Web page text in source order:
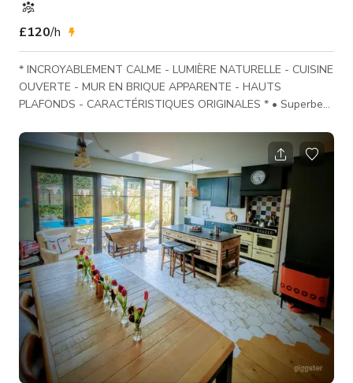
£120/h
* INCROYABLEMENT CALME - LUMIÈRE NATURELLE - CUISINE
OUVERTE - MUR EN BRIQUE APPARENTE - HAUTS
PLAFONDS - CARACTÉRISTIQUES ORIGINALES * • Superbe
maison géorgienne classée Grade II construite en 1720, située
au centre de la terrasse surélevée prisée de Wilmington
Square (quartier Holborn). • Magnifiquement préservé avec
toutes ses caractéristiques originales : manteaux de
cheminée, grandes fenêtres, volets, châssis à